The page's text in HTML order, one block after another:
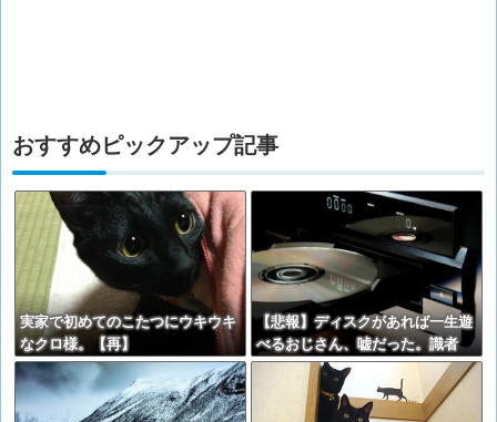
おすすめピックアップ記事
実家で初めてのこたつにウキウキ
なクロ様。【再】
【悲報】ディスクがあれば一生遊
べるおじさん、嘘だった。識者
「経年劣化で普通に割れます」